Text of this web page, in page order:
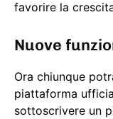
favorire la
Nuove
Ora chiunque
piattaforma
sottoscrivere un